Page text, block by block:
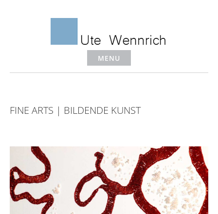
MENU
FINE ARTS | BILDENDE KUNST